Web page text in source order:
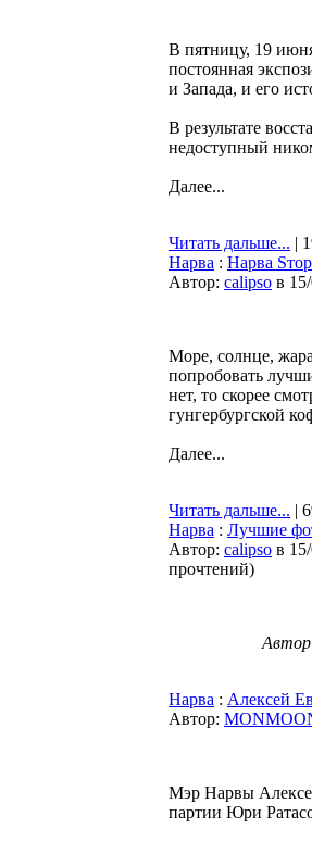
В пятницу, 19
постоянная
и Запада, и его
В результате
недоступный
Далее...
Читать дальше... |
Нарва : Нарва
Автор: calipso в
Море, солнце,
попробовать
нет, то скорее
гунгербургской
Далее...
Читать дальше... |
Нарва : Лучшие
Автор: calipso в
прочтений)
Нарва : Алексей
Автор:
Мэр Нарвы
партии Юри